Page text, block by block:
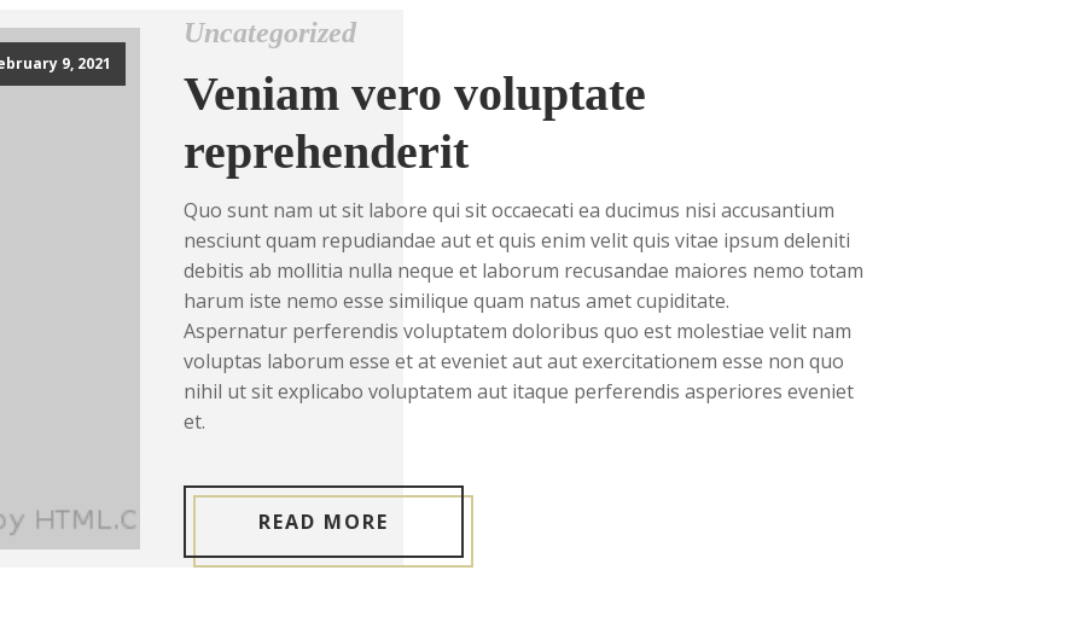
9, 2021
Uncategorized
Veniam vero voluptate
reprehenderit
Quo sunt nam ut sit labore qui sit occaecati ea ducimus nisi accusantium
nesciunt quam repudiandae aut et quis enim velit quis vitae ipsum deleniti
debitis ab mollitia nulla neque et laborum recusandae maiores nemo totam
harum iste nemo esse similique quam natus amet cupiditate.
Aspernatur perferendis voluptatem doloribus quo est molestiae velit nam
voluptas laborum esse et at eveniet aut aut exercitationem esse non quo
nihil ut sit explicabo voluptatem aut itaque perferendis asperiores eveniet
et.
READ MORE